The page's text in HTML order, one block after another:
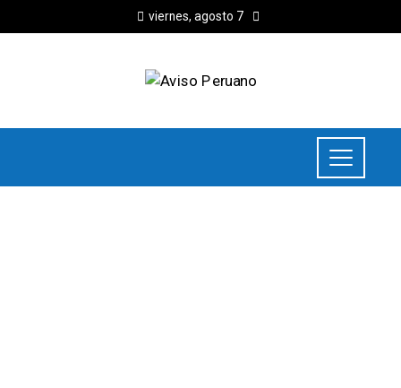
viernes, agosto 7